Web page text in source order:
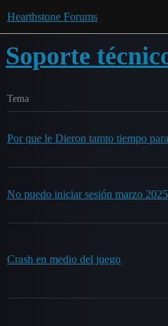
Hearthstone Forums
Soporte
Tema
Por que le Dieron tamto tiempo
No puedo iniciar sesión marzo 2025
Crash en medio del juego